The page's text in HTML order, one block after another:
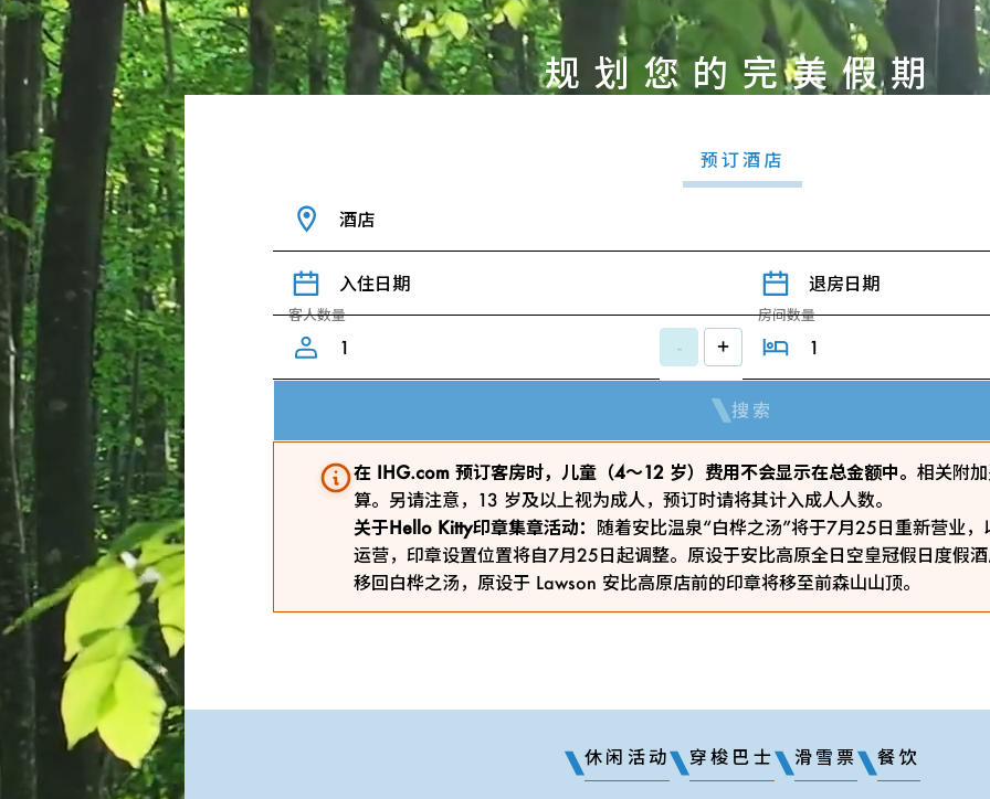
规划您的完美假期
预订酒店
酒店
入住日期 退房日期
客人数量
- +
房间数量
搜索
在 IHG.com 预订客房时，儿童（4～12 岁）费用不会显示在总金额中。 相关附
算。另请注意，13 岁及以上视为成人，预订时请将其计入成人人数。
关于Hello Kitty印章集章活动： 随着安比温泉“白桦之汤”将于7月25日重新营业
运营，印章设置位置将自7月25日起调整。原设于安比高原全日空皇冠假日度假
移回白桦之汤，原设于 Lawson 安比高原店前的印章将移至前森山山顶。
休闲活动 穿梭巴士 滑雪票 餐饮